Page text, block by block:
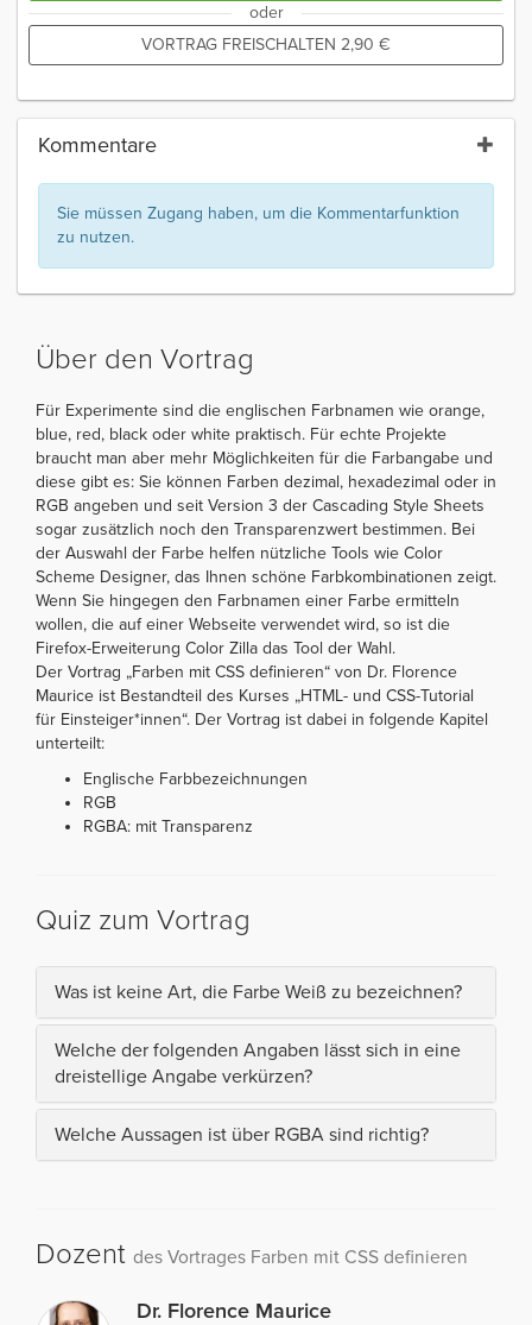
oder
VORTRAG FREISCHALTEN 2,90 €
Kommentare
Sie müssen Zugang haben, um die Kommentarfunktion
zu nutzen.
Über den Vortrag
Für Experimente sind die englischen Farbnamen wie orange,
blue, red, black oder white praktisch. Für echte Projekte
braucht man aber mehr Möglichkeiten für die Farbangabe und
diese gibt es: Sie können Farben dezimal, hexadezimal oder in
RGB angeben und seit Version 3 der Cascading Style Sheets
sogar zusätzlich noch den Transparenzwert bestimmen. Bei
der Auswahl der Farbe helfen nützliche Tools wie Color
Scheme Designer, das Ihnen schöne Farbkombinationen zeigt.
Wenn Sie hingegen den Farbnamen einer Farbe ermitteln
wollen, die auf einer Webseite verwendet wird, so ist die
Firefox-Erweiterung Color Zilla das Tool der Wahl.
Der Vortrag „Farben mit CSS definieren“ von Dr. Florence
Maurice ist Bestandteil des Kurses „HTML- und CSS-Tutorial
für Einsteiger*innen“. Der Vortrag ist dabei in folgende Kapitel
unterteilt:
Englische Farbbezeichnungen
RGB
RGBA: mit Transparenz
Quiz zum Vortrag
Was ist keine Art, die Farbe Weiß zu bezeichnen?
Welche der folgenden Angaben lässt sich in eine
dreistellige Angabe verkürzen?
Welche Aussagen ist über RGBA sind richtig?
Dozent des Vortrages Farben mit CSS definieren
Dr. Florence Maurice